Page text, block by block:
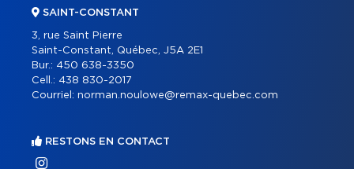
SAINT-CONSTANT
3, rue Saint Pierre
Saint-Constant, Québec, J5A 2E1
Bur.: 450 638-3350
Cell.: 438 830-2017
Courriel: norman.noulowe@remax-quebec.com
RESTONS EN CONTACT